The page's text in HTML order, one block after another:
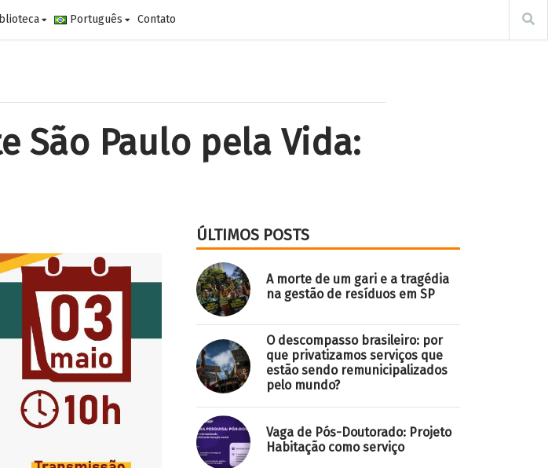
Português Contato
São Paulo pela Vida:
ÚLTIMOS POSTS
A morte de um gari e a tragédia
na gestão de resíduos em SP
O descompasso brasileiro: por
que privatizamos serviços que
estão sendo remunicipalizados
pelo mundo?
Vaga de Pós-Doutorado: Projeto
Habitação como serviço